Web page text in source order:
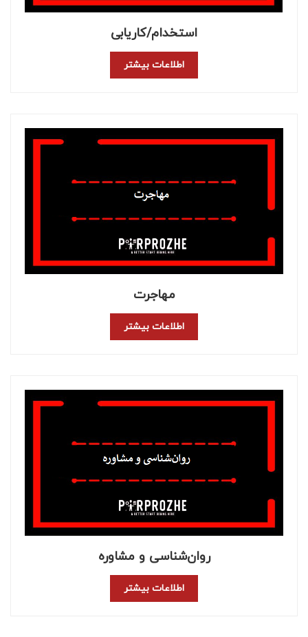
استخدام/کاریابی
اطلاعات بیشتر
مهاجرت
اطلاعات بیشتر
روان‌شناسی و مشاوره
اطلاعات بیشتر